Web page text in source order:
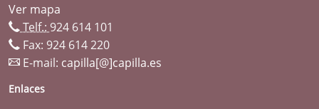
Ver mapa
Telf.: 924 614 101
Fax: 924 614 220
E-mail: capilla[@]capilla.es
Enlaces